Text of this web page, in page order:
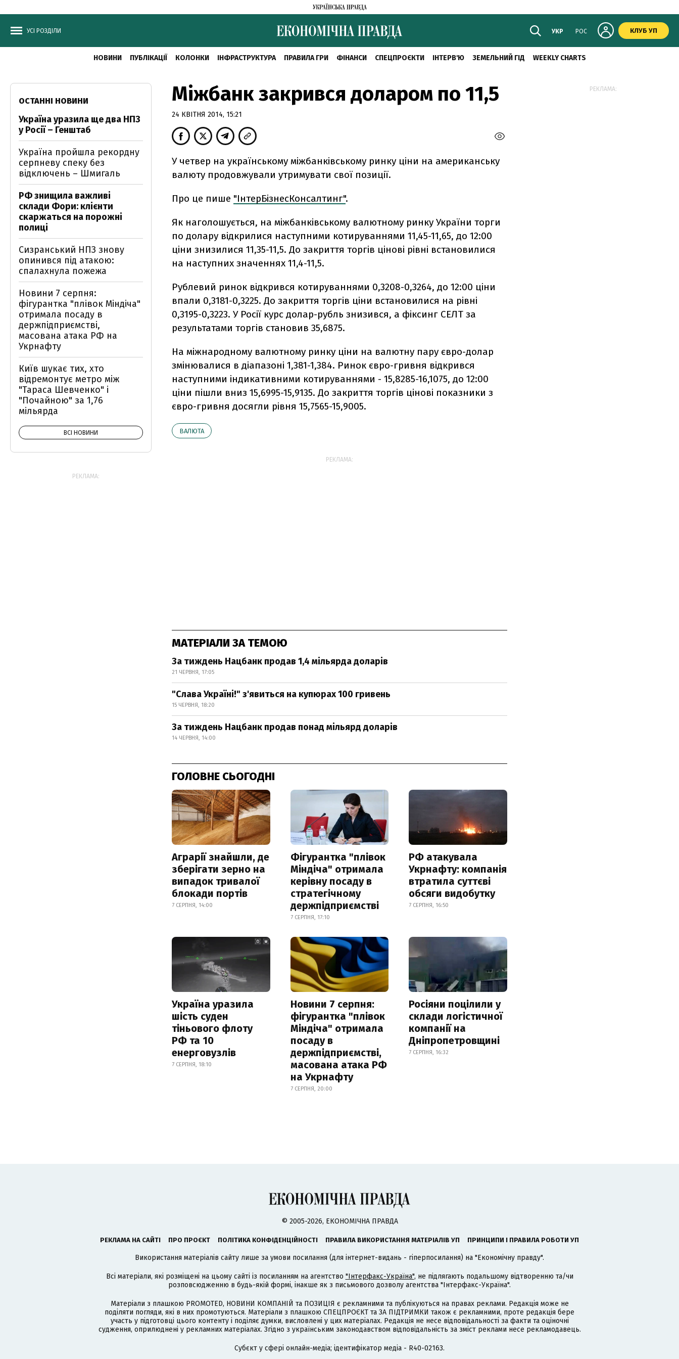
УСІ РОЗДІЛИ УКР РОС КЛУБ УП
НОВИНИ ПУБЛІКАЦІЇ КОЛОНКИ ІНФРАСТРУКТУРА ПРАВИЛА ГРИ ФІНАНСИ СПЕЦПРОЄКТИ ІНТЕРВ'Ю ЗЕМЕЛЬНИЙ ГІД WEEKLY CHARTS
Міжбанк закрився доларом по 11,5
24 КВІТНЯ 2014, 15:21
У четвер на українському міжбанківському ринку ціни на американську
валюту продовжували утримувати свої позиції.
Про це пише "ІнтерБізнесКонсалтинг".
Як наголошується, на міжбанківському валютному ринку України торги
по долару відкрилися наступними котируваннями 11,45-11,65, до 12:00
ціни знизилися 11,35-11,5. До закриття торгів цінові рівні встановилися
на наступних значеннях 11,4-11,5.
Рублевий ринок відкрився котируваннями 0,3208-0,3264, до 12:00 ціни
впали 0,3181-0,3225. До закриття торгів ціни встановилися на рівні
0,3195-0,3223. У Росії курс долар-рубль знизився, а фіксинг СЕЛТ за
результатами торгів становив 35,6875.
На міжнародному валютному ринку ціни на валютну пару євро-долар
змінювалися в діапазоні 1,381-1,384. Ринок євро-гривня відкрився
наступними індикативними котируваннями - 15,8285-16,1075, до 12:00
ціни пішли вниз 15,6995-15,9135. До закриття торгів цінові показники з
євро-гривня досягли рівня 15,7565-15,9005.
ВАЛЮТА
РЕКЛАМА:
МАТЕРІАЛИ ЗА ТЕМОЮ
За тиждень Нацбанк продав 1,4 мільярда доларів
21 ЧЕРВНЯ, 17:05
"Слава Україні!" з'явиться на купюрах 100 гривень
15 ЧЕРВНЯ, 18:20
За тиждень Нацбанк продав понад мільярд доларів
14 ЧЕРВНЯ, 14:00
ГОЛОВНЕ СЬОГОДНІ
Аграрії знайшли, де
зберігати зерно на
випадок тривалої
блокади портів
7 СЕРПНЯ, 14:00
Фігурантка "плівок
Міндіча" отримала
керівну посаду в
стратегічному
держпідприємстві
7 СЕРПНЯ, 17:10
РФ атакувала
Укрнафту: компанія
втратила суттєві
обсяги видобутку
7 СЕРПНЯ, 16:50
Україна уразила
шість суден
тіньового флоту
РФ та 10
енерговузлів
7 СЕРПНЯ, 18:10
Новини 7 серпня:
фігурантка "плівок
Міндіча" отримала
посаду в
держпідприємстві,
масована атака РФ
на Укрнафту
7 СЕРПНЯ, 20:00
Росіяни поцілили у
склади логістичної
компанії на
Дніпропетровщині
7 СЕРПНЯ, 16:32
ОСТАННІ НОВИНИ
Україна уразила ще два НПЗ
у Росії – Генштаб
Україна пройшла рекордну
серпневу спеку без
відключень – Шмигаль
РФ знищила важливі
склади Фори: клієнти
скаржаться на порожні
полиці
Сизранський НПЗ знову
опинився під атакою:
спалахнула пожежа
Новини 7 серпня:
фігурантка "плівок Міндіча"
отримала посаду в
держпідприємстві,
масована атака РФ на
Укрнафту
Київ шукає тих, хто
відремонтує метро між
"Тараса Шевченко" і
"Почайною" за 1,76
мільярда
ВСІ НОВИНИ
РЕКЛАМА:
РЕКЛАМА:
© 2005-2026, ЕКОНОМІЧНА ПРАВДА
РЕКЛАМА НА САЙТІ ПРО ПРОЄКТ ПОЛІТИКА КОНФІДЕНЦІЙНОСТІ ПРАВИЛА ВИКОРИСТАННЯ МАТЕРІАЛІВ УП ПРИНЦИПИ І ПРАВИЛА РОБОТИ УП
Використання матеріалів сайту лише за умови посилання (для інтернет-видань - гіперпосилання) на "Економічну правду".
Всі матеріали, які розміщені на цьому сайті із посиланням на агентство "Інтерфакс-Україна", не підлягають подальшому відтворенню та/чи
розповсюдженню в будь-якій формі, інакше як з письмового дозволу агентства "Інтерфакс-Україна".
Матеріали з плашкою PROMOTED, НОВИНИ КОМПАНІЙ та ПОЗИЦІЯ є рекламними та публікуються на правах реклами. Редакція може не
поділяти погляди, які в них промотуються. Матеріали з плашкою СПЕЦПРОЄКТ та ЗА ПІДТРИМКИ також є рекламними, проте редакція бере
участь у підготовці цього контенту і поділяє думки, висловлені у цих матеріалах. Редакція не несе відповідальності за факти та оціночні
судження, оприлюднені у рекламних матеріалах. Згідно з українським законодавством відповідальність за зміст реклами несе рекламодавець.
Cубєкт у сфері онлайн-медіа; ідентифікатор медіа - R40-02163.